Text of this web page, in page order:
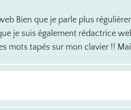
Bien que je parle plus
je suis également rédactrice
mots tapés sur mon clavier !!